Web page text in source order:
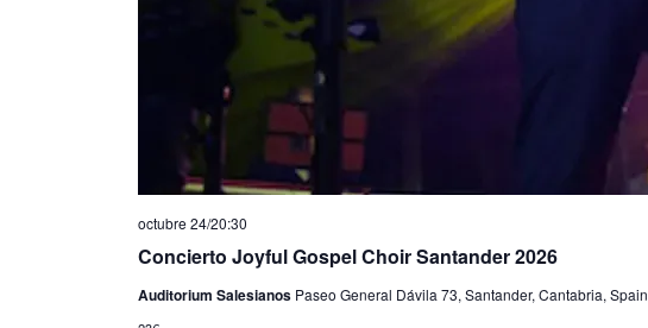
Concierto Joyful Gospel Choir Santander 2026
octubre 24/20:30
Auditorium Salesianos Paseo General Dávila 73, Santander, Cantabria, Spain